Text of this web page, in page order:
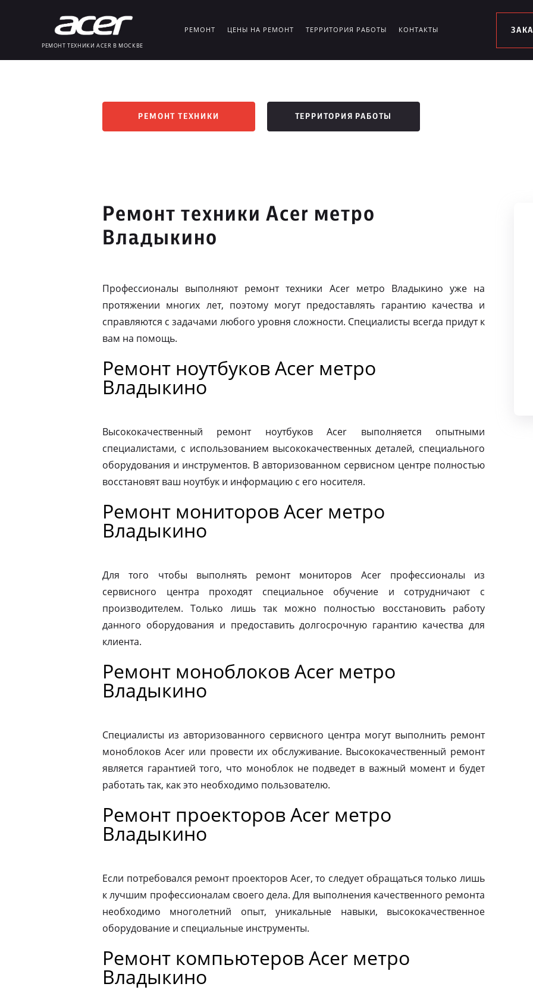
РЕМОНТ ТЕХНИКИ ACER В МОСКВЕ
РЕМОНТ ЦЕНЫ НА РЕМОНТ ТЕРРИТОРИЯ РАБОТЫ КОНТАКТЫ
РЕМОНТ ТЕХНИКИ ТЕРРИТОРИЯ РАБОТЫ
Ремонт техники Acer метро
Владыкино
Профессионалы выполняют ремонт техники Acer метро Владыкино уже на
протяжении многих лет, поэтому могут предоставлять гарантию качества и
справляются с задачами любого уровня сложности. Специалисты всегда придут к
вам на помощь.
Ремонт ноутбуков Acer метро
Владыкино
Высококачественный ремонт ноутбуков Acer выполняется опытными
специалистами, с использованием высококачественных деталей, специального
оборудования и инструментов. В авторизованном сервисном центре полностью
восстановят ваш ноутбук и информацию с его носителя.
Ремонт мониторов Acer метро
Владыкино
Для того чтобы выполнять ремонт мониторов Acer профессионалы из
сервисного центра проходят специальное обучение и сотрудничают с
производителем. Только лишь так можно полностью восстановить работу
данного оборудования и предоставить долгосрочную гарантию качества для
клиента.
Ремонт моноблоков Acer метро
Владыкино
Специалисты из авторизованного сервисного центра могут выполнить ремонт
моноблоков Acer или провести их обслуживание. Высококачественный ремонт
является гарантией того, что моноблок не подведет в важный момент и будет
работать так, как это необходимо пользователю.
Ремонт проекторов Acer метро
Владыкино
Если потребовался ремонт проекторов Acer, то следует обращаться только лишь
к лучшим профессионалам своего дела. Для выполнения качественного ремонта
необходимо многолетний опыт, уникальные навыки, высококачественное
оборудование и специальные инструменты.
Ремонт компьютеров Acer метро
Владыкино